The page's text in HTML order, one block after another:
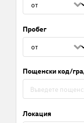
Пробег
Пощенски код/
Локация